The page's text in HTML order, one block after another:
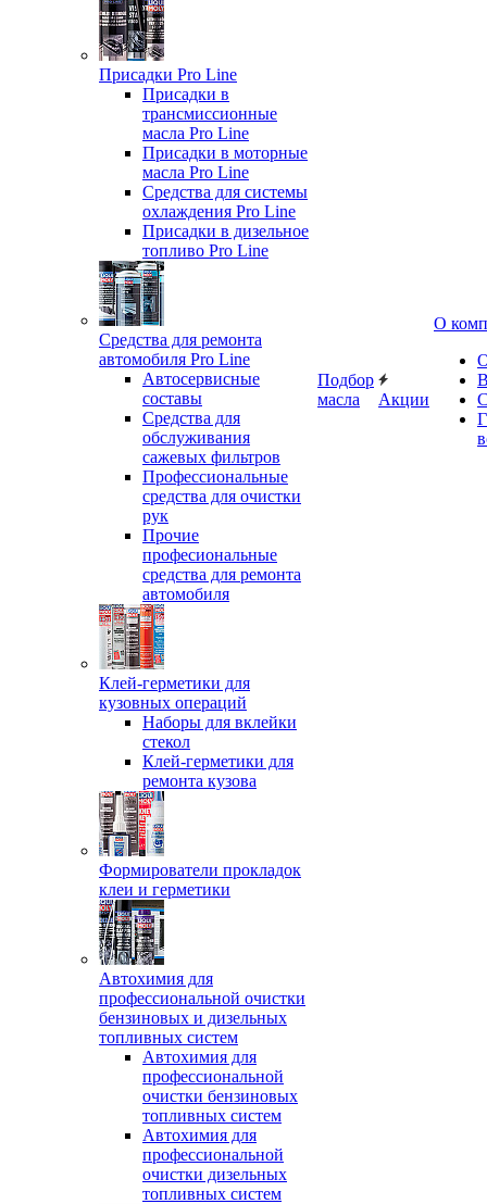
Присадки Pro Line
Присадки в
трансмиссионные
масла Pro Line
Присадки в моторные
масла Pro Line
Средства для системы
охлаждения Pro Line
Присадки в дизельное
топливо Pro Line
Средства для ремонта
автомобиля Pro Line
Автосервисные
составы
Средства для
обслуживания
сажевых фильтров
Профессиональные
средства для очистки
рук
Прочие
професиональные
средства для ремонта
автомобиля
Клей-герметики для
кузовных операций
Наборы для вклейки
стекол
Клей-герметики для
ремонта кузова
Формирователи прокладок
клеи и герметики
Автохимия для
профессиональной очистки
бензиновых и дизельных
топливных систем
Автохимия для
профессиональной
очистки бензиновых
топливных систем
Автохимия для
профессиональной
очистки дизельных
топливных систем
Подбор
масла
Акции
О